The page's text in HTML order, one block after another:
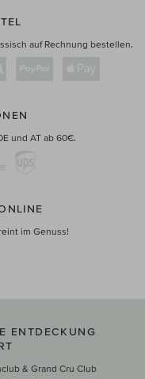
auf Rechnung bestellen.
und AT ab 60€.
im Genuss!
ENTDECKUNG
& Grand Cru Club